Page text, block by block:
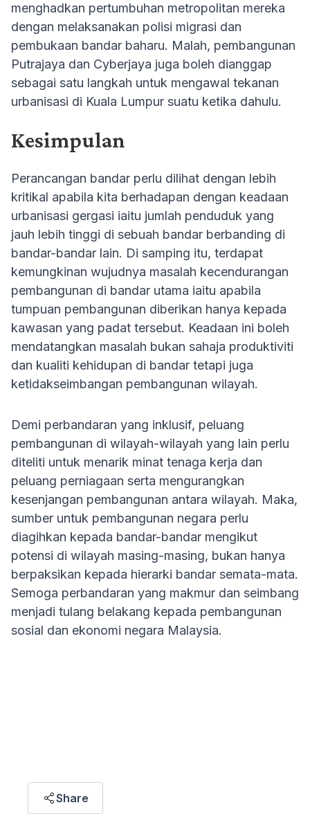
menghadkan pertumbuhan metropolitan mereka
dengan melaksanakan polisi migrasi dan
pembukaan bandar baharu. Malah, pembangunan
Putrajaya dan Cyberjaya juga boleh dianggap
sebagai satu langkah untuk mengawal tekanan
urbanisasi di Kuala Lumpur suatu ketika dahulu.
Kesimpulan
Perancangan bandar perlu dilihat dengan lebih
kritikal apabila kita berhadapan dengan keadaan
urbanisasi gergasi iaitu jumlah penduduk yang
jauh lebih tinggi di sebuah bandar berbanding di
bandar-bandar lain. Di samping itu, terdapat
kemungkinan wujudnya masalah kecendurangan
pembangunan di bandar utama iaitu apabila
tumpuan pembangunan diberikan hanya kepada
kawasan yang padat tersebut. Keadaan ini boleh
mendatangkan masalah bukan sahaja produktiviti
dan kualiti kehidupan di bandar tetapi juga
ketidakseimbangan pembangunan wilayah.
Demi perbandaran yang inklusif, peluang
pembangunan di wilayah-wilayah yang lain perlu
diteliti untuk menarik minat tenaga kerja dan
peluang perniagaan serta mengurangkan
kesenjangan pembangunan antara wilayah. Maka,
sumber untuk pembangunan negara perlu
diagihkan kepada bandar-bandar mengikut
potensi di wilayah masing-masing, bukan hanya
berpaksikan kepada hierarki bandar semata-mata.
Semoga perbandaran yang makmur dan seimbang
menjadi tulang belakang kepada pembangunan
sosial dan ekonomi negara Malaysia.
Share